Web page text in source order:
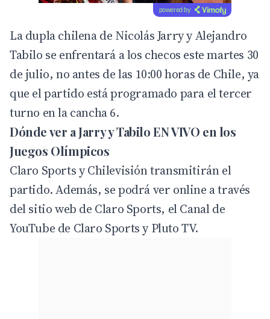
powered by
La dupla chilena de Nicolás Jarry y Alejandro
Tabilo se enfrentará a los checos este martes 30
de julio, no antes de las 10:00 horas de Chile, ya
que el partido está programado para el tercer
turno en la cancha 6.
Dónde ver a Jarry y Tabilo EN VIVO en los
Juegos Olímpicos
Claro Sports y Chilevisión transmitirán el
partido. Además, se podrá ver online a través
del sitio web de Claro Sports, el Canal de
YouTube de Claro Sports y Pluto TV.